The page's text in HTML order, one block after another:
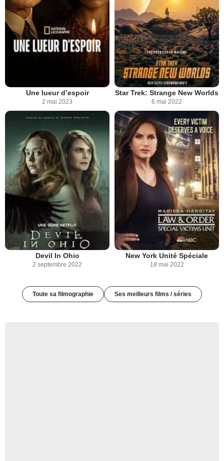
Une lueur d’espoir
2 mai 2023
Star Trek: Strange New Worlds
6 mai 2022
Devil In Ohio
2 septembre 2022
New York Unité Spéciale
18 mai 2022
Toute sa filmographie Ses meilleurs films / séries